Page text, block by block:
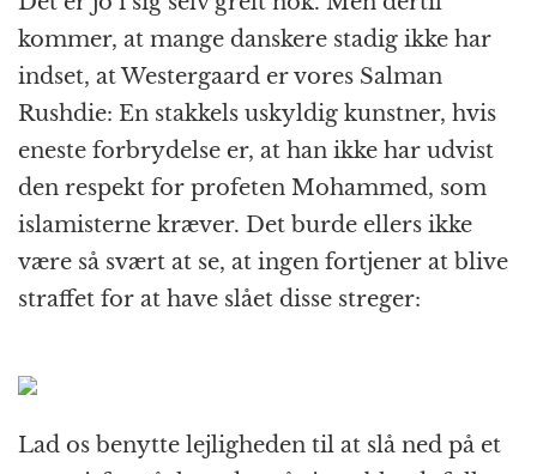
kommer, at mange danskere stadig ikke har
indset, at Westergaard er vores Salman
Rushdie: En stakkels uskyldig kunstner, hvis
eneste forbrydelse er, at han ikke har udvist
den respekt for profeten Mohammed, som
islamisterne kræver. Det burde ellers ikke
være så svært at se, at ingen fortjener at blive
straffet for at have slået disse streger:
Lad os benytte lejligheden til at slå ned på et